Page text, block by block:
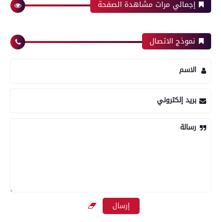
إجمالي مرات مشاهدة الصفحة
نموذج الاتصال
الاسم
بريد إلكتروني
رسالة